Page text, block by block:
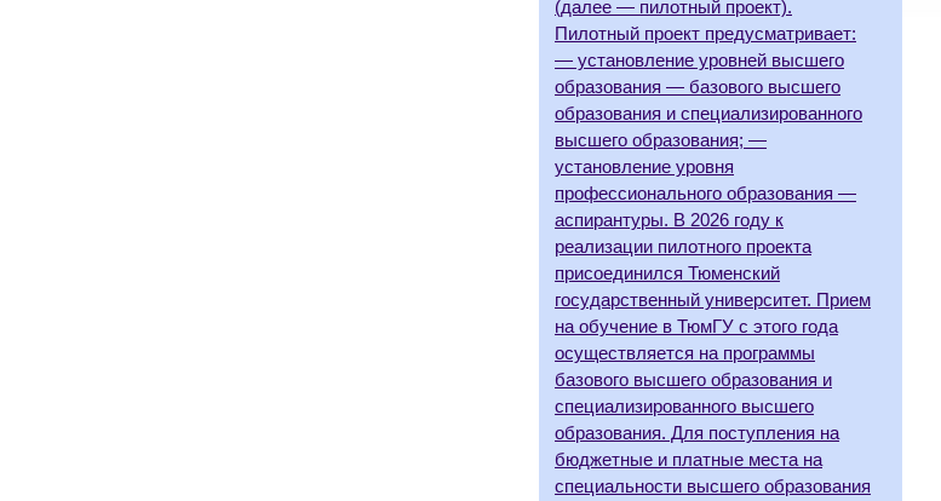
(далее — пилотный проект).
Пилотный проект предусматривает:
— установление уровней высшего
образования — базового высшего
образования и специализированного
высшего образования; —
установление уровня
профессионального образования —
аспирантуры. В 2026 году к
реализации пилотного проекта
присоединился Тюменский
государственный университет. Прием
на обучение в ТюмГУ с этого года
осуществляется на программы
базового высшего образования и
специализированного высшего
образования. Для поступления на
бюджетные и платные места на
специальности высшего образования